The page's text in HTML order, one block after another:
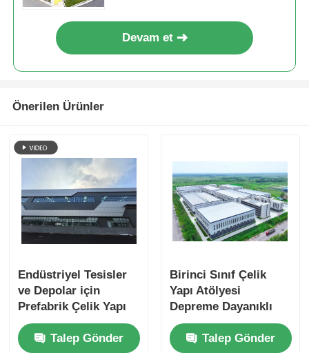
Devam et
Önerilen Ürünler
Endüstriyel Tesisler
ve Depolar için
Prefabrik Çelik Yapı
Atölyesi
Talep Gönder
Birinci Sınıf Çelik
Yapı Atölyesi
Depreme Dayanıklı
Yüksek Kaliteli ve
Profesyonel Kurulum
Talep Gönder